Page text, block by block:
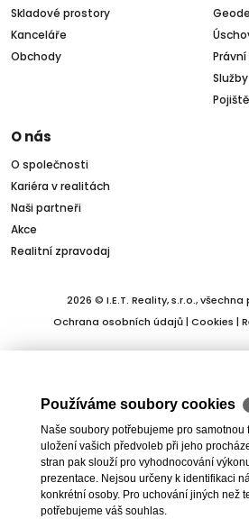
Skladové prostory
Kanceláře
Obchody
O nás
O společnosti
Kariéra v realitách
Naši partneři
Akce
Realitní zpravodaj
2026 © I.E.T. Reality, s.r.o.,
Ochrana osobních údajů| Cookies |
Používáme soubory cookies
Naše soubory potřebujeme pro samotnou
uložení vašich předvoleb při jeho
stran pak slouží pro vyhodnocování
prezentace. Nejsou určeny k identifikaci
konkrétní osoby. Pro uchování jiných než
potřebujeme váš souhlas.